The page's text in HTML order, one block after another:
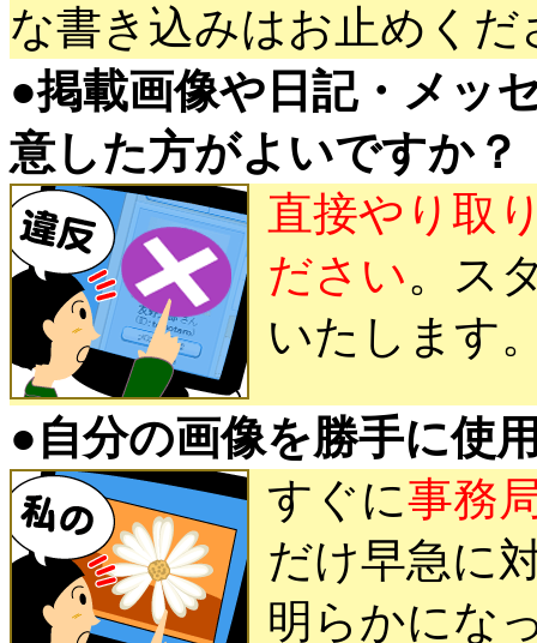
な書き込みはお止めくだ
●掲載画像や日記・メッ
意した方がよいですか？
直接やり取
ださい。ス
いたします
●自分の画像を勝手に使
すぐに事務
だけ早急に
明らかにな